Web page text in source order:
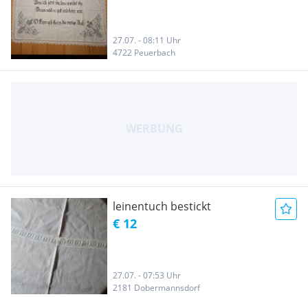
27.07. - 08:11 Uhr
4722 Peuerbach
leinentuch bestickt
€ 12
27.07. - 07:53 Uhr
2181 Dobermannsdorf